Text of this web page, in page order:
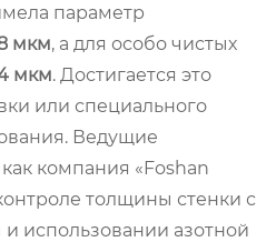
параметр
мкм, а для особо чистых
мкм. Достигается это
или специального
Ведущие
компания «Foshan
толщины стенки с
использовании азотной